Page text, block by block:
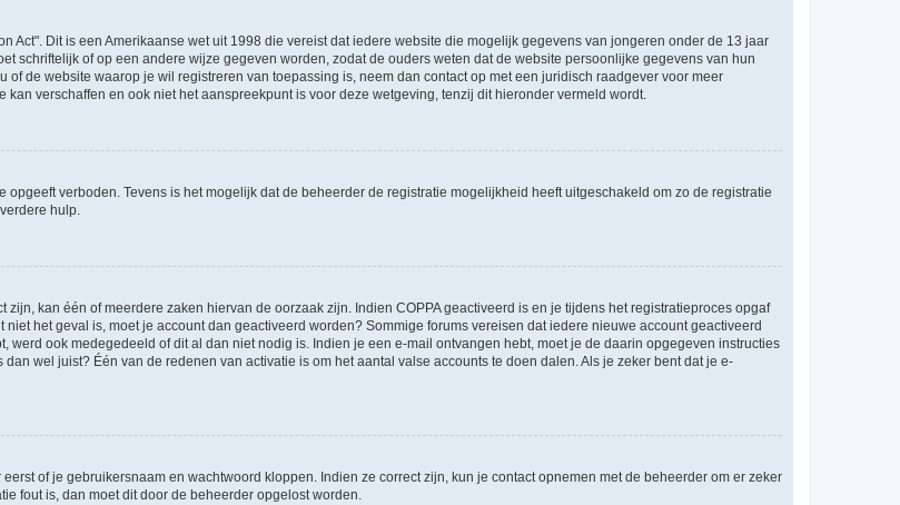
Act". Dit is een Amerikaanse wet uit 1998 die vereist dat iedere website die mogelijk gegevens van jongeren onder de 13 jaar
schriftelijk of op een andere wijze gegeven worden, zodat de ouders weten dat de website persoonlijke gegevens van hun
de website waarop je wil registreren van toepassing is, neem dan contact op met een juridisch raadgever voor meer
verschaffen en ook niet het aanspreekpunt is voor deze wetgeving, tenzij dit hieronder vermeld wordt.
verboden. Tevens is het mogelijk dat de beheerder de registratie mogelijkheid heeft uitgeschakeld om zo de registratie
hulp.
kan één of meerdere zaken hiervan de oorzaak zijn. Indien COPPA geactiveerd is en je tijdens het registratieproces opgaf
het geval is, moet je account dan geactiveerd worden? Sommige forums vereisen dat iedere nieuwe account geactiveerd
ook medegedeeld of dit al dan niet nodig is. Indien je een e-mail ontvangen hebt, moet je de daarin opgegeven instructies
wel juist? Één van de redenen van activatie is om het aantal valse accounts te doen dalen. Als je zeker bent dat je e-
of je gebruikersnaam en wachtwoord kloppen. Indien ze correct zijn, kun je contact opnemen met de beheerder om er zeker
fout is, dan moet dit door de beheerder opgelost worden.